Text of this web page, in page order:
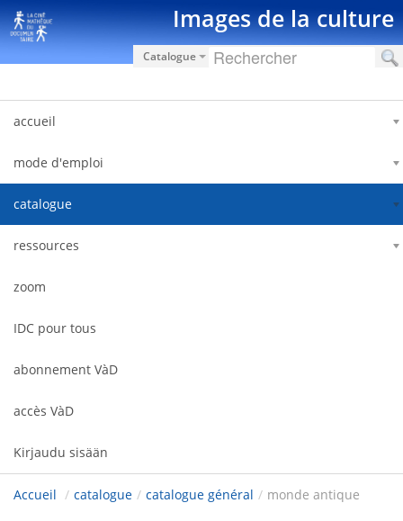
Hyppää sisältöön Images de la culture
Catalogue
accueil
mode d'emploi
catalogue
ressources
zoom
IDC pour tous
abonnement VàD
accès VàD
Kirjaudu sisään
Accueil / catalogue / catalogue général / monde antique